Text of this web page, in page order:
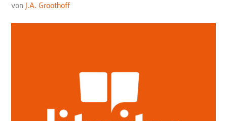
von J.A. Groothoff